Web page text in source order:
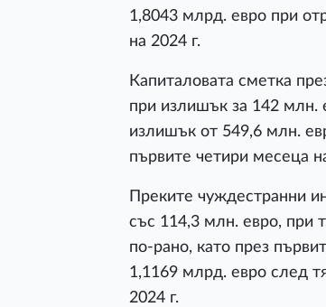
1,8043 млрд. евро при
на 2024 г.
Капиталовата сметка
при излишък за 142 млн.
излишък от 549,6 млн.
първите четири месеца
Преките чуждестранни
със 114,3 млн. евро, при
по-рано, като през
1,1169 млрд. евро след
2024 г.